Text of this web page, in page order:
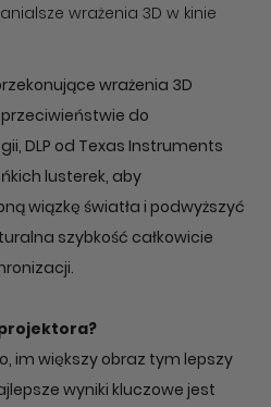
wrażenia 3D w kinie
wrażenia 3D
do
DLP od Texas Instruments
lusterek, aby
wiązkę światła i podwyższyć
szybkość całkowicie
im większy obraz tym lepszy
wyniki kluczowe jest